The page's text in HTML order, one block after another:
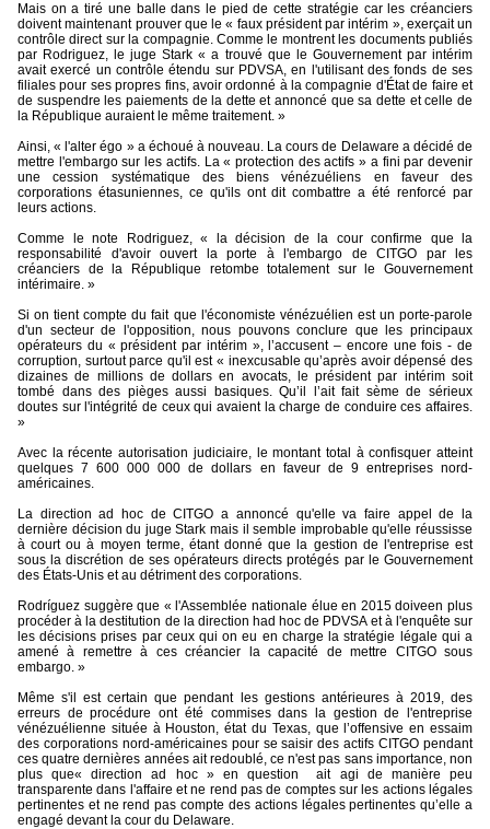
Mais on a tiré une balle dans le pied de cette stratégie car les créanciers
doivent maintenant prouver que le « faux président par intérim », exerçait un
contrôle direct sur la compagnie. Comme le montrent les documents publiés
par Rodriguez, le juge Stark « a trouvé que le Gouvernement par intérim
avait exercé un contrôle étendu sur PDVSA, en l'utilisant des fonds de ses
filiales pour ses propres fins, avoir ordonné à la compagnie d'État de faire et
de suspendre les paiements de la dette et annoncé que sa dette et celle de
la République auraient le même traitement. »
Ainsi, « l'alter égo » a échoué à nouveau. La cours de Delaware a décidé de
mettre l'embargo sur les actifs. La « protection des actifs » a fini par devenir
une cession systématique des biens vénézuéliens en faveur des
corporations étasuniennes, ce qu'ils ont dit combattre a été renforcé par
leurs actions.
Comme le note Rodriguez, « la décision de la cour confirme que la
responsabilité d'avoir ouvert la porte à l'embargo de CITGO par les
créanciers de la République retombe totalement sur le Gouvernement
intérimaire. »
Si on tient compte du fait que l'économiste vénézuélien est un porte-parole
d'un secteur de l'opposition, nous pouvons conclure que les principaux
opérateurs du « président par intérim », l’accusent – encore une fois - de
corruption, surtout parce qu'il est « inexcusable qu’après avoir dépensé des
dizaines de millions de dollars en avocats, le président par intérim soit
tombé dans des pièges aussi basiques. Qu’il l’ait fait sème de sérieux
doutes sur l'intégrité de ceux qui avaient la charge de conduire ces affaires.
»
Avec la récente autorisation judiciaire, le montant total à confisquer atteint
quelques 7 600 000 000 de dollars en faveur de 9 entreprises nord-
américaines.
La direction ad hoc de CITGO a annoncé qu'elle va faire appel de la
dernière décision du juge Stark mais il semble improbable qu'elle réussisse
à court ou à moyen terme, étant donné que la gestion de l'entreprise est
sous la discrétion de ses opérateurs directs protégés par le Gouvernement
des États-Unis et au détriment des corporations.
Rodríguez suggère que « l'Assemblée nationale élue en 2015 doiveen plus
procéder à la destitution de la direction had hoc de PDVSA et à l'enquête sur
les décisions prises par ceux qui on eu en charge la stratégie légale qui a
amené à remettre à ces créancier la capacité de mettre CITGO sous
embargo. »
Même s'il est certain que pendant les gestions antérieures à 2019, des
erreurs de procédure ont été commises dans la gestion de l'entreprise
vénézuélienne située à Houston, état du Texas, que l’offensive en essaim
des corporations nord-américaines pour se saisir des actifs CITGO pendant
ces quatre dernières années ait redoublé, ce n'est pas sans importance, non
plus que« direction ad hoc » en question
ait agi de manière peu
transparente dans l'affaire et ne rend pas de comptes sur les actions légales
pertinentes et ne rend pas compte des actions légales pertinentes qu’elle a
engagé devant la cour du Delaware.